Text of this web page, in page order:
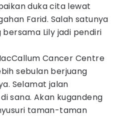
duka cita lewat
Farid. Salah satunya
bersama Lily jadi pendiri
Cancer Centre
sebulan berjuang
Selamat jalan
sana. Akan kugandeng
taman-taman